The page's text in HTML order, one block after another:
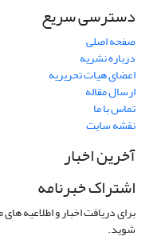
دسترسی سریع
صفحه اصلی
درباره نشریه
اعضای هیات تحریریه
ارسال مقاله
تماس با ما
نقشه سایت
آخرین اخبار
اشتراک خبرنامه
برای دریافت اخبار و اطلاعیه
شوید.